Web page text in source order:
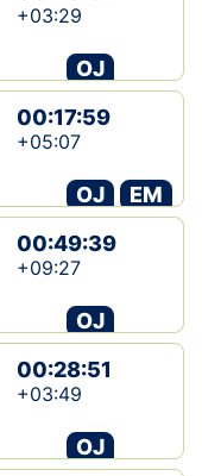
+03:29
OJ
00:17:59
+05:07
OJ
EM
00:49:39
+09:27
OJ
00:28:51
+03:49
OJ